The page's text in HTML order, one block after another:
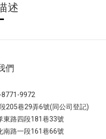
述
們
9972
205巷29弄6號(同公司登記)
東路四段181巷33號
南路一段161巷66號